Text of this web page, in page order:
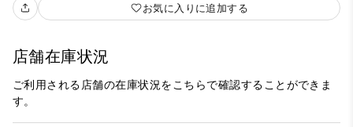
お気に入りに追加する
店舗在庫状況
ご利用される店舗の在庫状況をこちらで確認することができま
す。